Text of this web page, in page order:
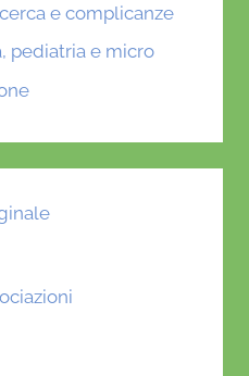
e complicanze
pediatria e micro